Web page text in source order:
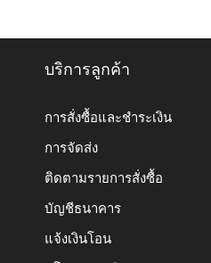
บริการลูกค้า
การสั่งซื้อและชำระเงิน
การจัดส่ง
ติดตามรายการสั่งซื้อ
บัญชีธนาคาร
แจ้งเงินโอน